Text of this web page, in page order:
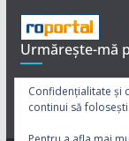
Urmărește-mă
Twiturile mele
Confidențialitate și
continui să